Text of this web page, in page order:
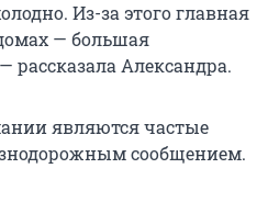
Из-за этого главная
— большая
рассказала Александра.
являются частые
сообщением.